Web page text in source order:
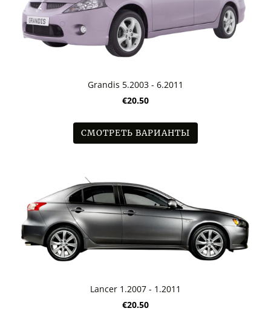
Grandis 5.2003 - 6.2011
€20.50
СМОТРЕТЬ ВАРИАНТЫ
Lancer 1.2007 - 1.2011
€20.50